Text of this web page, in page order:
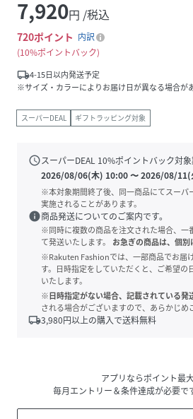
7,920円 /税込
720ポイント 内訳
10%ポイントバック
local_shipping4-15日以内発送予定
※サイズ・カラーによりお届け日が異なる場合が
スーパーDEAL ギフトラッピング対象
scheduleスーパーDEAL 10%ポイントバック対
2026/08/06(木) 10:00〜2026/08/11(
※本対象期間終了後、同一商品にてスーパ
実施されることがあります。
info商品発送についてのご案内です。
※同時に複数の商品を注文された場合、一
て発送いたします。
お急ぎの商品は、個別
※Rakuten Fashionでは、一部商品でお届
す。日時指定をしていただくと、ご希望の
いたします。
※日時指定がない場合、記載されている発
される場合がございますので、あらかじめ
local_shipping3,980円以上の購入で送料無料
アプリならポイント最
毎月エントリー＆条件達成が必要で